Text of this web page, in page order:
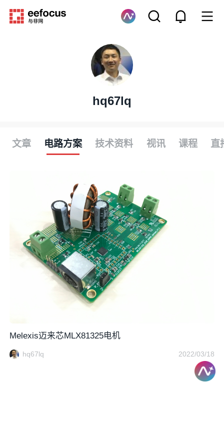
hq67lq
文章 电路方案 技术资料 视讯 课程 直
Melexis迈来芯MLX81325电机
hq67lq 2022/03/18